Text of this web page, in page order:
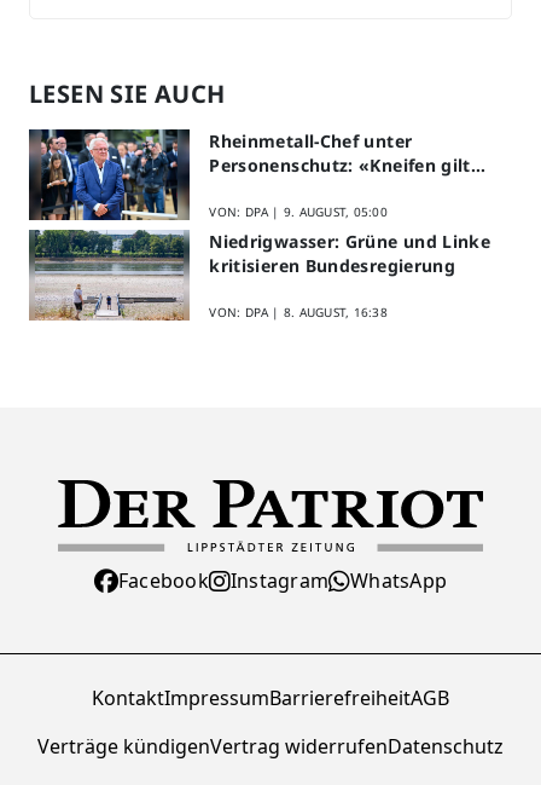
LESEN SIE AUCH
Rheinmetall-Chef unter
Personenschutz: «Kneifen gilt
VON: DPA | 9. AUGUST, 05:00
Niedrigwasser: Grüne und Linke
kritisieren Bundesregierung
VON: DPA | 8. AUGUST, 16:38
Facebook Instagram WhatsApp
KontaktImpressumBarrierefreiheitAGB
Verträge kündigenVertrag widerrufenDatenschutz